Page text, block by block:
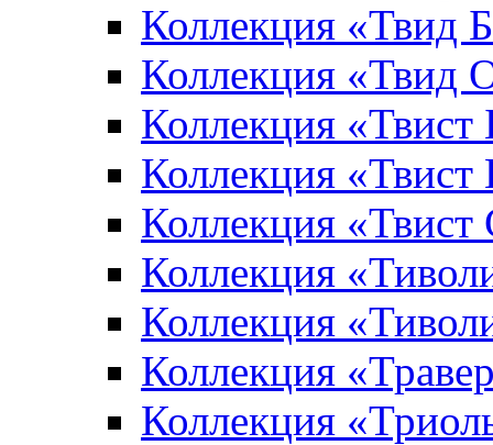
Коллекция «Твид
Коллекция «Твид
Коллекция
Коллекция
Коллекция
Коллекция
Коллекция
Коллекция
Коллекция